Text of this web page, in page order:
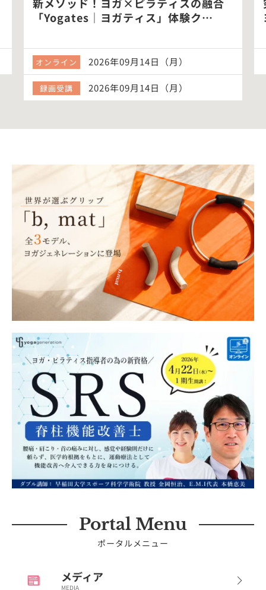
「Yogates｜ヨガティス」体験ク…
オンライン 2026年09月14日（月）
録画受講 2026年09月14日（月）
Portal Menu
ポータルメニュー
メディア
MEDIA